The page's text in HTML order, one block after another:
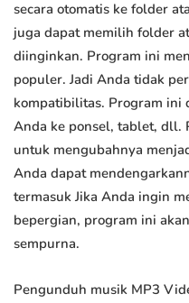
secara otomatis ke folder
juga dapat memilih folder
diinginkan. Program ini
populer. Jadi Anda tidak
kompatibilitas. Program ini
Anda ke ponsel, tablet, dll.
untuk mengubahnya
Anda dapat
termasuk Jika Anda ingin
bepergian, program ini
sempurna.
Pengunduh musik MP3